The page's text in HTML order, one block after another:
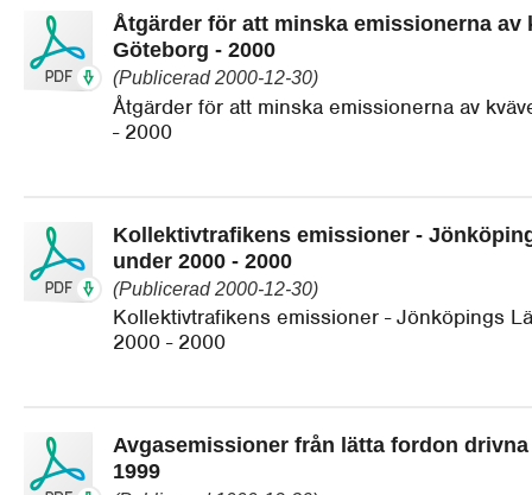
Åtgärder för att minska emissionerna av
Göteborg - 2000
(Publicerad 2000-12-30)
Åtgärder för att minska emissionerna av
- 2000
Kollektivtrafikens emissioner -
under 2000 - 2000
(Publicerad 2000-12-30)
Kollektivtrafikens emissioner - Jönköpings
2000 - 2000
Avgasemissioner från lätta fordon
1999